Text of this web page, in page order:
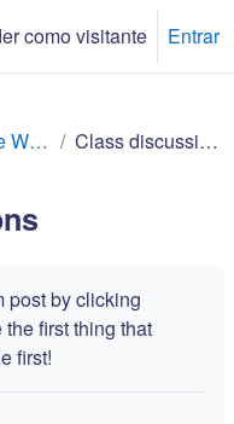
como visitante Entrar
Collaborative Work Class discussions
post by clicking
first thing that
first!